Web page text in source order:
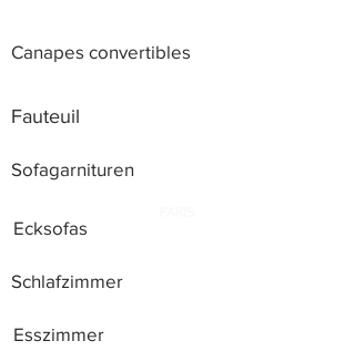
Canapes convertibles
Fauteuil
Sofagarnituren
Ecksofas
Schlafzimmer
Esszimmer